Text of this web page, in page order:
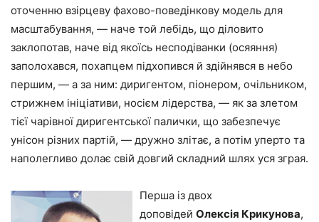
оточенню взірцеву фахово-поведінкову модель для
масштабування, — наче той лебідь, що діловито
заклопотав, наче від якоїсь несподіванки (осяяння)
заполохався, похапцем підхопився й здійнявся в небо
першим, — а за ним: диригентом, піонером, очільником,
стрижнем ініціативи, носієм лідерства, — як за злетом
тієї чарівної диригентської палички, що забезпечує
унісон різних партій, — дружно злітає, а потім уперто та
наполегливо долає свій довгий складний шлях уся зграя.
Перша із двох
доповідей Олексія Крикунова,